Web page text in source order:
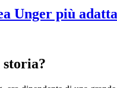
Unger più